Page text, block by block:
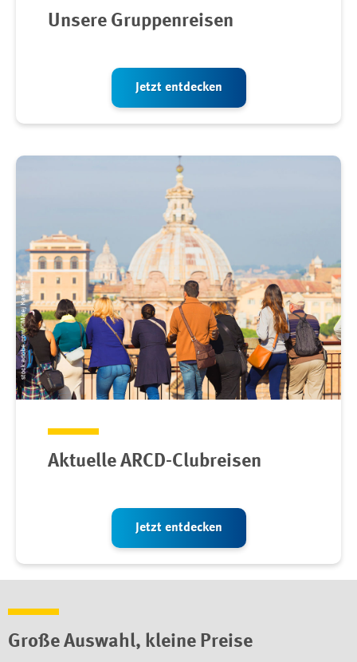
Unsere Gruppenreisen
Jetzt entdecken
Aktuelle ARCD-Clubreisen
Jetzt entdecken
Große Auswahl, kleine Preise